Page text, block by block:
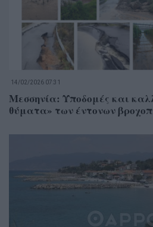
14/02/2026 07:31
Μεσσηνία: Υποδομές και
θύματα» των έντονων